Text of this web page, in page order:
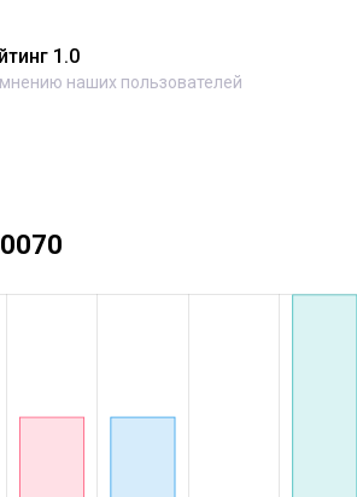
1.0
наших пользователей